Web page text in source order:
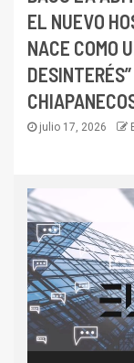
EL NUEVO
NACE COMO
julio 17, 2026
Reproductor
de
vídeo